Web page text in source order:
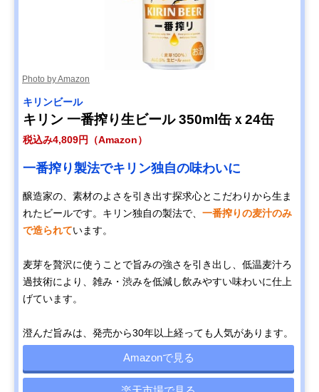
Photo by Amazon
キリンビール
キリン 一番搾り生ビール 350ml缶ｘ24缶
税込み4,809円（Amazon）
一番搾り製法でキリン独自の味わいに
醸造家の、素材のよさを引き出す探求心とこだわりから生ま
れたビールです。キリン独自の製法で、 一番搾りの麦汁のみ
で造られています。
麦芽を贅沢に使うことで旨みの強さを引き出し、低温麦汁ろ
過技術により、雑み・渋みを低減し飲みやすい味わいに仕上
げています。
澄んだ旨みは、発売から30年以上経っても人気があります。
Amazonで見る